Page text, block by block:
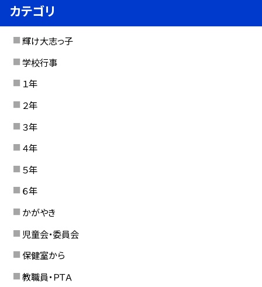
カテゴリ
輝け大志っ子
学校行事
１年
２年
３年
４年
５年
６年
かがやき
児童会・委員会
保健室から
教職員・ＰＴＡ